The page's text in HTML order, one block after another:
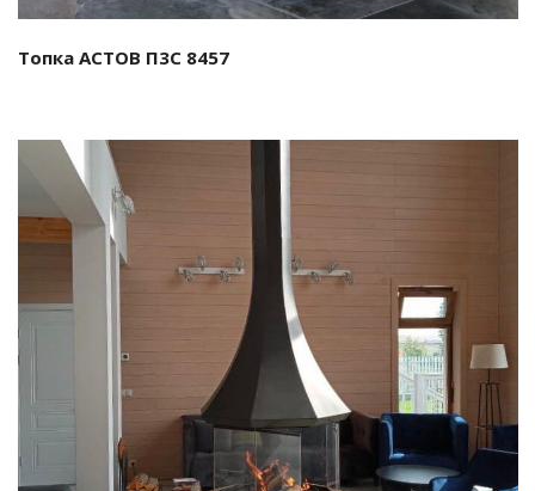
Топка АСТОВ П3С 8457
Смотреть проект